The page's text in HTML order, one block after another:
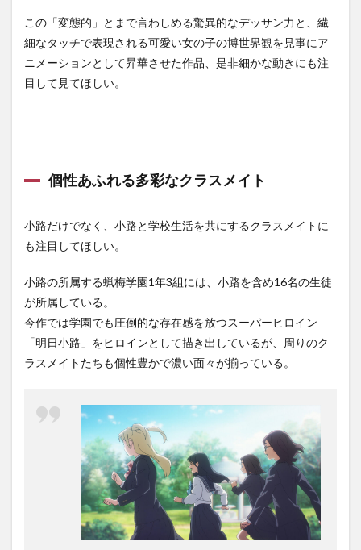
この「変態的」とまで言わしめる驚異的なデッサン力と、繊
細なタッチで表現される可愛い女の子の博世界観を見事にア
ニメーションとして昇華させた作品、是非細かな動きにも注
目して見てほしい。
個性あふれる多彩なクラスメイト
小路だけでなく、小路と学校生活を共にするクラスメイトに
も注目してほしい。
小路の所属する蝋梅学園1年3組には、小路を含め16名の生徒
が所属している。
今作では学園でも圧倒的な存在感を放つスーパーヒロイン
「明日小路」をヒロインとして描き出しているが、周りのク
ラスメイトたちも個性豊かで濃い面々が揃っている。